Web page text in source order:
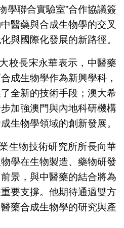
學聯合實驗室”合作協議簽
醫藥與合成生物學的交叉
與國際化發展的新路徑。
校長宋永華表示，中醫藥
成生物學作為新興學科，
全新的技術手段；澳大希
加強澳門與內地科研機構
生物學領域的創新發展。
生物技術研究所所長向華
學在生物製造、藥物研發
景，與中醫藥的結合將為
要支撐。他期待通過雙方
藥合成生物學的研究與產